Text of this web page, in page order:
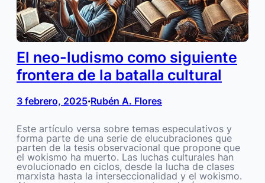
El neo-ludismo como siguiente
frontera de la batalla cultural
3 febrero, 2025•Rubén A. Flores
Este artículo versa sobre temas especulativos y
forma parte de una serie de elucubraciones que
parten de la tesis observacional que propone que
el wokismo ha muerto. Las luchas culturales han
evolucionado en ciclos, desde la lucha de clases
marxista hasta la interseccionalidad y el wokismo.